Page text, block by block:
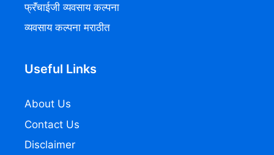
फ्रॅंचाईजी व्यवसाय कल्पना
व्यवसाय कल्पना मराठीत
Useful Links
About Us
Contact Us
Disclaimer